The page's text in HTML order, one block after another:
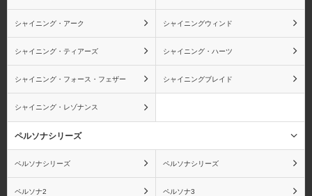
シャイニング・アーク シャイニングウィンド
シャイニング・ティアーズ シャイニング・ハーツ
シャイニング・フォース・フェザー シャイニングブレイド
シャイニング・レゾナンス
ペルソナシリーズ
ペルソナシリーズ ペルソナシリーズ
ペルソナ2 ペルソナ3